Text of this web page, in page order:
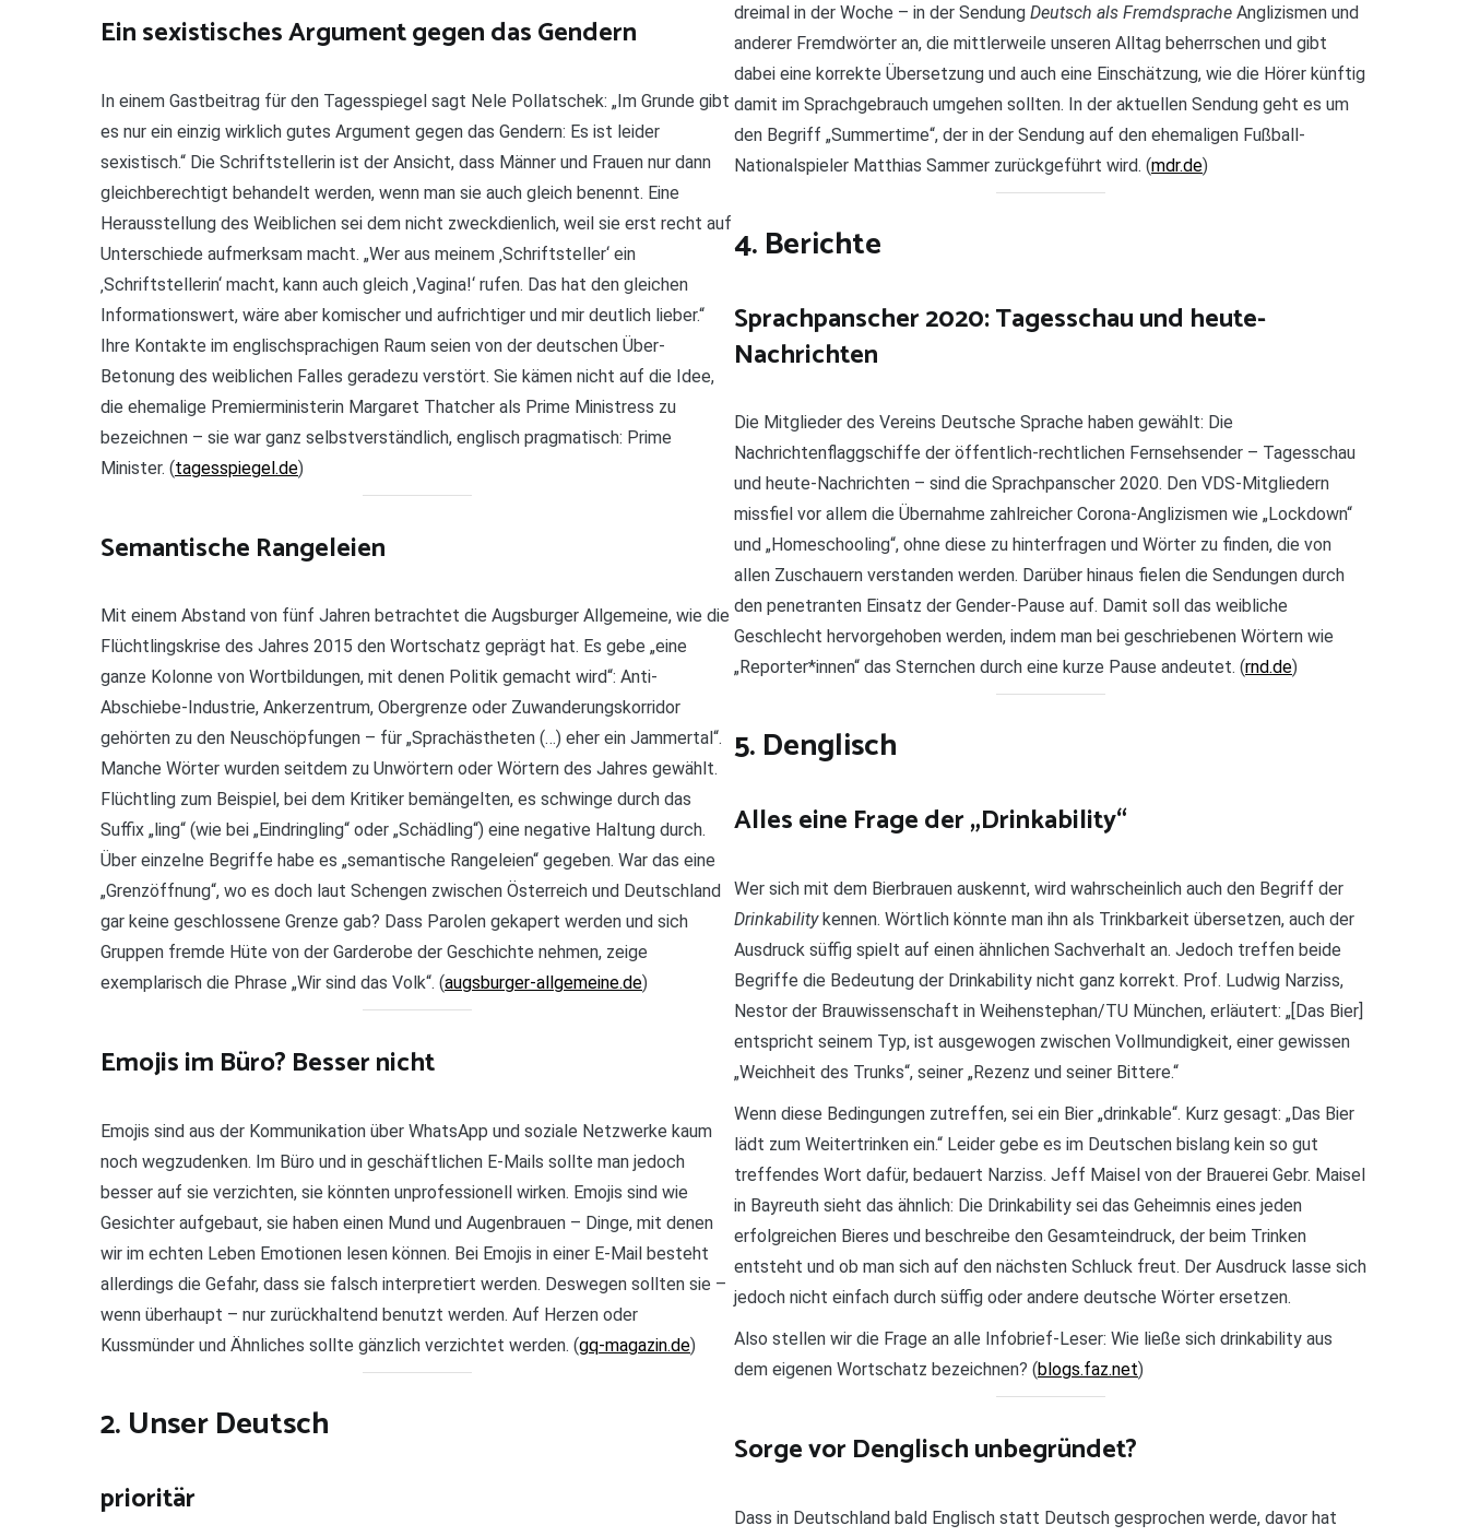
Ein sexistisches Argument gegen das Gendern
In einem Gastbeitrag für den Tagesspiegel sagt Nele Pollatschek: „Im Grunde gibt
es nur ein einzig wirklich gutes Argument gegen das Gendern: Es ist leider
sexistisch.“ Die Schriftstellerin ist der Ansicht, dass Männer und Frauen nur dann
gleichberechtigt behandelt werden, wenn man sie auch gleich benennt. Eine
Herausstellung des Weiblichen sei dem nicht zweckdienlich, weil sie erst recht auf
Unterschiede aufmerksam macht. „Wer aus meinem ‚Schriftsteller‘ ein
‚Schriftstellerin‘ macht, kann auch gleich ‚Vagina!‘ rufen. Das hat den gleichen
Informationswert, wäre aber komischer und aufrichtiger und mir deutlich lieber.“
Ihre Kontakte im englischsprachigen Raum seien von der deutschen Über-
Betonung des weiblichen Falles geradezu verstört. Sie kämen nicht auf die Idee,
die ehemalige Premierministerin Margaret Thatcher als Prime Ministress zu
bezeichnen – sie war ganz selbstverständlich, englisch pragmatisch: Prime
Minister. (tagesspiegel.de)
Semantische Rangeleien
Mit einem Abstand von fünf Jahren betrachtet die Augsburger Allgemeine, wie die
Flüchtlingskrise des Jahres 2015 den Wortschatz geprägt hat. Es gebe „eine
ganze Kolonne von Wortbildungen, mit denen Politik gemacht wird“: Anti-
Abschiebe-Industrie, Ankerzentrum, Obergrenze oder Zuwanderungskorridor
gehörten zu den Neuschöpfungen – für „Sprachästheten (…) eher ein Jammertal“.
Manche Wörter wurden seitdem zu Unwörtern oder Wörtern des Jahres gewählt.
Flüchtling zum Beispiel, bei dem Kritiker bemängelten, es schwinge durch das
Suffix „ling“ (wie bei „Eindringling“ oder „Schädling“) eine negative Haltung durch.
Über einzelne Begriffe habe es „semantische Rangeleien“ gegeben. War das eine
„Grenzöffnung“, wo es doch laut Schengen zwischen Österreich und Deutschland
gar keine geschlossene Grenze gab? Dass Parolen gekapert werden und sich
Gruppen fremde Hüte von der Garderobe der Geschichte nehmen, zeige
exemplarisch die Phrase „Wir sind das Volk“. (augsburger-allgemeine.de)
Emojis im Büro? Besser nicht
Emojis sind aus der Kommunikation über WhatsApp und soziale Netzwerke kaum
noch wegzudenken. Im Büro und in geschäftlichen E-Mails sollte man jedoch
besser auf sie verzichten, sie könnten unprofessionell wirken. Emojis sind wie
Gesichter aufgebaut, sie haben einen Mund und Augenbrauen – Dinge, mit denen
wir im echten Leben Emotionen lesen können. Bei Emojis in einer E-Mail besteht
allerdings die Gefahr, dass sie falsch interpretiert werden. Deswegen sollten sie –
wenn überhaupt – nur zurückhaltend benutzt werden. Auf Herzen oder
Kussmünder und Ähnliches sollte gänzlich verzichtet werden. (gq-magazin.de)
2. Unser Deutsch
prioritär
dreimal in der Woche – in der Sendung Deutsch als Fremdsprache Anglizismen und
anderer Fremdwörter an, die mittlerweile unseren Alltag beherrschen und gibt
dabei eine korrekte Übersetzung und auch eine Einschätzung, wie die Hörer künftig
damit im Sprachgebrauch umgehen sollten. In der aktuellen Sendung geht es um
den Begriff „Summertime“, der in der Sendung auf den ehemaligen Fußball-
Nationalspieler Matthias Sammer zurückgeführt wird. (mdr.de)
4. Berichte
Sprachpanscher 2020: Tagesschau und heute-
Nachrichten
Die Mitglieder des Vereins Deutsche Sprache haben gewählt: Die
Nachrichtenflaggschiffe der öffentlich-rechtlichen Fernsehsender – Tagesschau
und heute-Nachrichten – sind die Sprachpanscher 2020. Den VDS-Mitgliedern
missfiel vor allem die Übernahme zahlreicher Corona-Anglizismen wie „Lockdown“
und „Homeschooling“, ohne diese zu hinterfragen und Wörter zu finden, die von
allen Zuschauern verstanden werden. Darüber hinaus fielen die Sendungen durch
den penetranten Einsatz der Gender-Pause auf. Damit soll das weibliche
Geschlecht hervorgehoben werden, indem man bei geschriebenen Wörtern wie
„Reporter*innen“ das Sternchen durch eine kurze Pause andeutet. (rnd.de)
5. Denglisch
Alles eine Frage der „Drinkability“
Wer sich mit dem Bierbrauen auskennt, wird wahrscheinlich auch den Begriff der
Drinkabilitykennen. Wörtlich könnte man ihn als Trinkbarkeit übersetzen, auch der
Ausdruck süffig spielt auf einen ähnlichen Sachverhalt an. Jedoch treffen beide
Begriffe die Bedeutung der Drinkability nicht ganz korrekt. Prof. Ludwig Narziss,
Nestor der Brauwissenschaft in Weihenstephan/TU München, erläutert: „[Das Bier]
entspricht seinem Typ, ist ausgewogen zwischen Vollmundigkeit, einer gewissen
„Weichheit des Trunks“, seiner „Rezenz und seiner Bittere.“
Wenn diese Bedingungen zutreffen, sei ein Bier „drinkable“. Kurz gesagt: „Das Bier
lädt zum Weitertrinken ein.“ Leider gebe es im Deutschen bislang kein so gut
treffendes Wort dafür, bedauert Narziss. Jeff Maisel von der Brauerei Gebr. Maisel
in Bayreuth sieht das ähnlich: Die Drinkability sei das Geheimnis eines jeden
erfolgreichen Bieres und beschreibe den Gesamteindruck, der beim Trinken
entsteht und ob man sich auf den nächsten Schluck freut. Der Ausdruck lasse sich
jedoch nicht einfach durch süffig oder andere deutsche Wörter ersetzen.
Also stellen wir die Frage an alle Infobrief-Leser: Wie ließe sich drinkability aus
dem eigenen Wortschatz bezeichnen? (blogs.faz.net)
Sorge vor Denglisch unbegründet?
Dass in Deutschland bald Englisch statt Deutsch gesprochen werde, davor hat